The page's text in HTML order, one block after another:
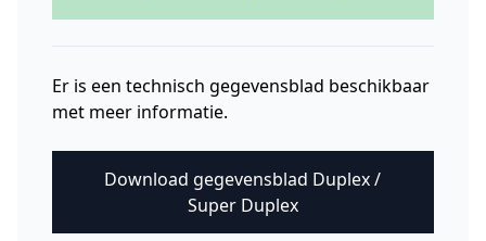
Er is een technisch gegevensblad beschikbaar
met meer informatie.
Download gegevensblad Duplex /
Super Duplex